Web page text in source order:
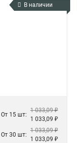
В наличии
От 15 шт:
1 033,09 ₽
1 033,09 ₽
От 30 шт:
1 033,09 ₽
1 033,09 ₽